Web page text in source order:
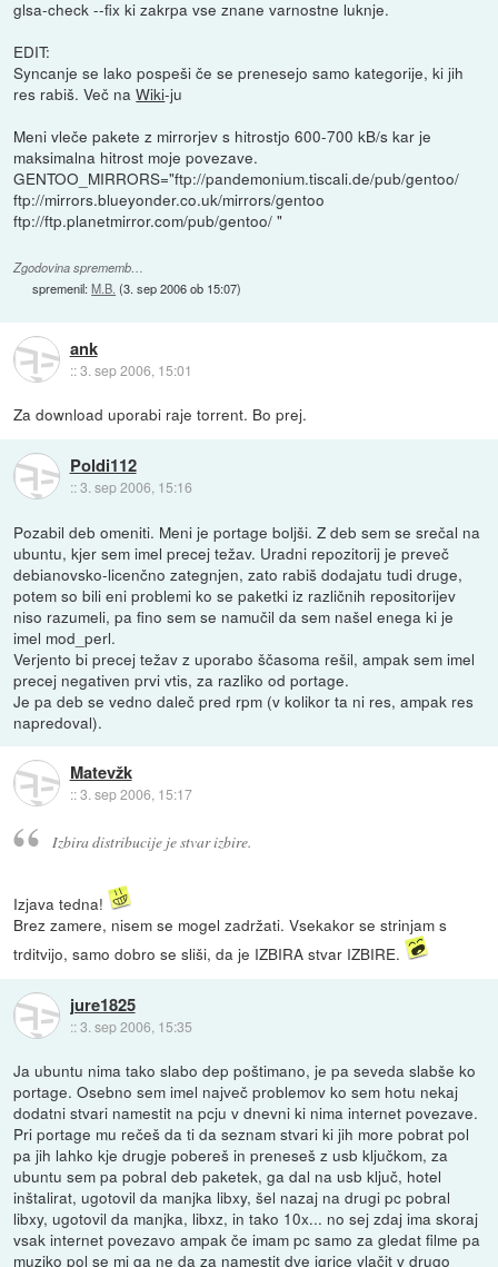
glsa-check --fix ki zakrpa vse znane varnostne luknje.
EDIT:
Syncanje se lako pospeši če se prenesejo samo kategorije, ki jih
res rabiš. Več naWiki-ju
Meni vleče pakete z mirrorjev s hitrostjo 600-700 kB/s kar je
maksimalna hitrost moje povezave.
GENTOO_MIRRORS="ftp://pandemonium.tiscali.de/pub/gentoo/
ftp://mirrors.blueyonder.co.uk/mirrors/gentoo
ftp://ftp.planetmirror.com/pub/gentoo/ "
Zgodovina sprememb…
spremenil:M.B. (3. sep 2006 ob 15:07)
ank
::3. sep 2006, 15:01
Za download uporabi raje torrent. Bo prej.
Poldi112
::3. sep 2006, 15:16
Pozabil deb omeniti. Meni je portage boljši. Z deb sem se srečal na
ubuntu, kjer sem imel precej težav. Uradni repozitorij je preveč
debianovsko-licenčno zategnjen, zato rabiš dodajatu tudi druge,
potem so bili eni problemi ko se paketki iz različnih repositorijev
niso razumeli, pa fino sem se namučil da sem našel enega ki je
imel mod_perl.
Verjento bi precej težav z uporabo ščasoma rešil, ampak sem imel
precej negativen prvi vtis, za razliko od portage.
Je pa deb se vedno daleč pred rpm (v kolikor ta ni res, ampak res
napredoval).
Matevžk
::3. sep 2006, 15:17
Izbira distribucije je stvar izbire.
Izjava tedna!
Brez zamere, nisem se mogel zadržati. Vsekakor se strinjam s
trditvijo, samo dobro se sliši, da je IZBIRA stvar IZBIRE.
jure1825
::3. sep 2006, 15:35
Ja ubuntu nima tako slabo dep poštimano, je pa seveda slabše ko
portage. Osebno sem imel največ problemov ko sem hotu nekaj
dodatni stvari namestit na pcju v dnevni ki nima internet povezave.
Pri portage mu rečeš da ti da seznam stvari ki jih more pobrat pol
pa jih lahko kje drugje pobereš in preneseš z usb ključkom, za
ubuntu sem pa pobral deb paketek, ga dal na usb ključ, hotel
inštalirat, ugotovil da manjka libxy, šel nazaj na drugi pc pobral
libxy, ugotovil da manjka, libxz, in tako 10x... no sej zdaj ima skoraj
vsak internet povezavo ampak če imam pc samo za gledat filme pa
muziko pol se mi ga ne da za namestit dve igrice vlačit v drugo